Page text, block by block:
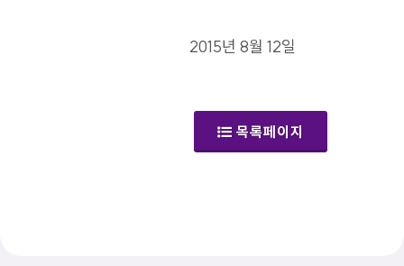
2015년 8월 12일
목록페이지